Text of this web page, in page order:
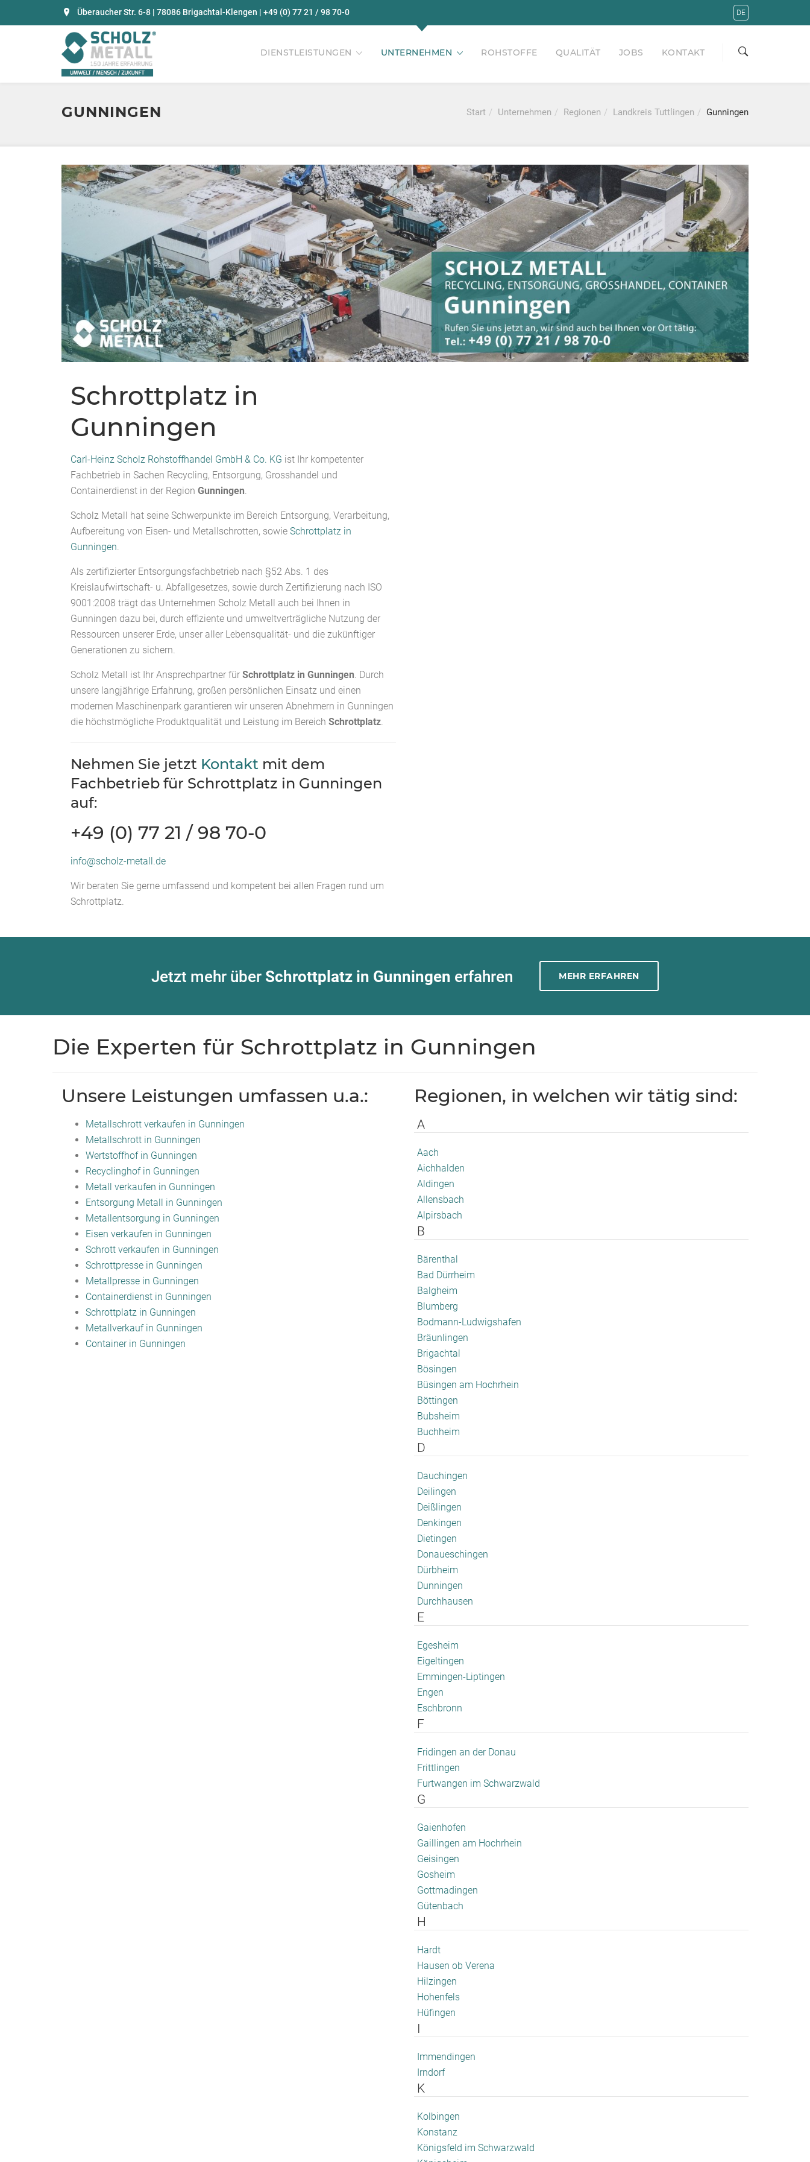
Überaucher Str. 6-8 | 78086 Brigachtal-Klengen | +49 (0) 77 21 / 98 70-0 DE
DIENSTLEISTUNGEN UNTERNEHMEN ROHSTOFFE QUALITÄT JOBS KONTAKT
GUNNINGEN Start Unternehmen Regionen Landkreis Tuttlingen Gunningen
Schrottplatz in
Gunningen
Carl-Heinz Scholz Rohstoffhandel GmbH & Co. KG ist Ihr kompetenter
Fachbetrieb in Sachen Recycling, Entsorgung, Grosshandel und
Containerdienst in der Region Gunningen.
Scholz Metall hat seine Schwerpunkte im Bereich Entsorgung, Verarbeitung,
Aufbereitung von Eisen- und Metallschrotten, sowie Schrottplatz in
Gunningen.
Als zertifizierter Entsorgungsfachbetrieb nach §52 Abs. 1 des
Kreislaufwirtschaft- u. Abfallgesetzes, sowie durch Zertifizierung nach ISO
9001:2008 trägt das Unternehmen Scholz Metall auch bei Ihnen in
Gunningen dazu bei, durch effiziente und umweltverträgliche Nutzung der
Ressourcen unserer Erde, unser aller Lebensqualität- und die zukünftiger
Generationen zu sichern.
Scholz Metall ist Ihr Ansprechpartner für Schrottplatz in Gunningen. Durch
unsere langjährige Erfahrung, großen persönlichen Einsatz und einen
modernen Maschinenpark garantieren wir unseren Abnehmern in Gunningen
die höchstmögliche Produktqualität und Leistung im Bereich Schrottplatz.
Nehmen Sie jetzt Kontakt mit dem
Fachbetrieb für Schrottplatz in Gunningen
auf:
+49 (0) 77 21 / 98 70-0
info@scholz-metall.de
Wir beraten Sie gerne umfassend und kompetent bei allen Fragen rund um
Schrottplatz.
Jetzt mehr über Schrottplatz in Gunningen erfahren MEHR ERFAHREN
Die Experten für Schrottplatz in Gunningen
Unsere Leistungen umfassen u.a.:
Metallschrott verkaufen in Gunningen
Metallschrott in Gunningen
Wertstoffhof in Gunningen
Recyclinghof in Gunningen
Metall verkaufen in Gunningen
Entsorgung Metall in Gunningen
Metallentsorgung in Gunningen
Eisen verkaufen in Gunningen
Schrott verkaufen in Gunningen
Schrottpresse in Gunningen
Metallpresse in Gunningen
Containerdienst in Gunningen
Schrottplatz in Gunningen
Metallverkauf in Gunningen
Container in Gunningen
Regionen, in welchen wir tätig sind:
A
Aach
Aichhalden
Aldingen
Allensbach
Alpirsbach
B
Bärenthal
Bad Dürrheim
Balgheim
Blumberg
Bodmann-Ludwigshafen
Bräunlingen
Brigachtal
Bösingen
Büsingen am Hochrhein
Böttingen
Bubsheim
Buchheim
D
Dauchingen
Deilingen
Deißlingen
Denkingen
Dietingen
Donaueschingen
Dürbheim
Dunningen
Durchhausen
E
Egesheim
Eigeltingen
Emmingen-Liptingen
Engen
Eschbronn
F
Fridingen an der Donau
Frittlingen
Furtwangen im Schwarzwald
G
Gaienhofen
Gaillingen am Hochrhein
Geisingen
Gosheim
Gottmadingen
Gütenbach
H
Hardt
Hausen ob Verena
Hilzingen
Hohenfels
Hüfingen
I
Immendingen
Irndorf
K
Kolbingen
Konstanz
Königsfeld im Schwarzwald